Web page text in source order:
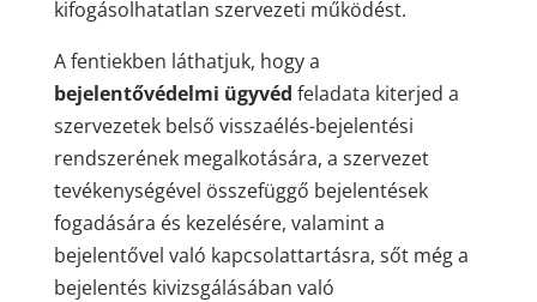
kifogásolhatatlan szervezeti működést.
A fentiekben láthatjuk, hogy a
bejelentővédelmi ügyvéd feladata kiterjed a
szervezetek belső visszaélés-bejelentési
rendszerének megalkotására, a szervezet
tevékenységével összefüggő bejelentések
fogadására és kezelésére, valamint a
bejelentővel való kapcsolattartásra, sőt még a
bejelentés kivizsgálásában való